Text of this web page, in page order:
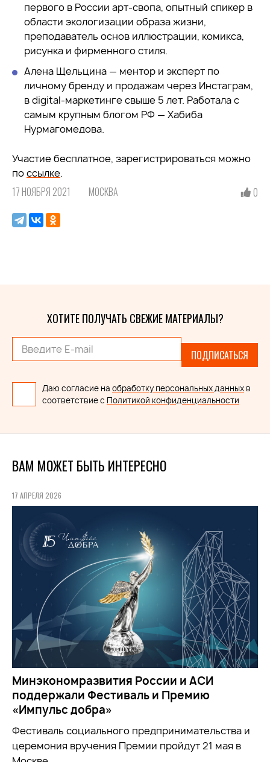
первого в России арт-свопа, опытный спикер в
области экологизации образа жизни,
преподаватель основ иллюстрации, комикса,
рисунка и фирменного стиля.
Алена Щельцина — ментор и эксперт по
личному бренду и продажам через Инстаграм,
в digital-маркетинге свыше 5 лет. Работала с
самым крупным блогом РФ — Хабиба
Нурмагомедова.
Участие бесплатное, зарегистрироваться можно
поссылке.
17 НОЯБРЯ 2021 МОСКВА 0
ХОТИТЕ ПОЛУЧАТЬ СВЕЖИЕ МАТЕРИАЛЫ?
ПОДПИСАТЬСЯ
Даю согласие на обработку персональных данных в
соответствие с Политикой конфиденциальности
ВАМ МОЖЕТ БЫТЬ ИНТЕРЕСНО
17 АПРЕЛЯ 2026
Минэкономразвития России и АСИ
поддержали Фестиваль и Премию
«Импульс добра»
Фестиваль социального предпринимательства и
церемония вручения Премии пройдут 21 мая в